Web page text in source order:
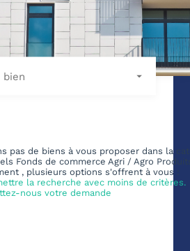
bien
pas de biens à vous proposer dans la
Fonds de commerce Agri / Agro
, plusieurs options s'offrent à vous :
la recherche avec moins de critères.
nous votre demande